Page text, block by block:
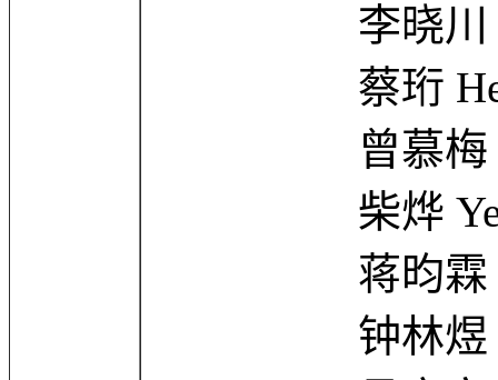
李晓川
蔡珩
曾慕梅
柴烨 Ye
蒋昀霖
钟林煜